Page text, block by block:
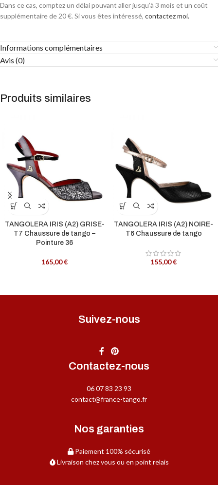
Dans ce cas, comptez un délai pouvant aller jusqu’à 3 mois et un coût
supplémentaire de 20 €. Si vous êtes intéressé, contactez moi.
Informations complémentaires
Avis (0)
Produits similaires
TANGOLERA IRIS (A2) GRISE-
T7 Chaussure de tango –
Pointure 36
165,00€
TANGOLERA IRIS (A2) NOIRE-
T6 Chaussure de tango
155,00€
Suivez-nous
Contactez-nous
06 07 83 23 93
contact@france-tango.fr
Nos garanties
Paiement 100% sécurisé
Livraison chez vous ou en point relais